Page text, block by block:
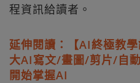
程資訊給讀者。
延伸閱讀：【AI終極教
大AI寫文/畫圖/剪片/自
開始掌握AI